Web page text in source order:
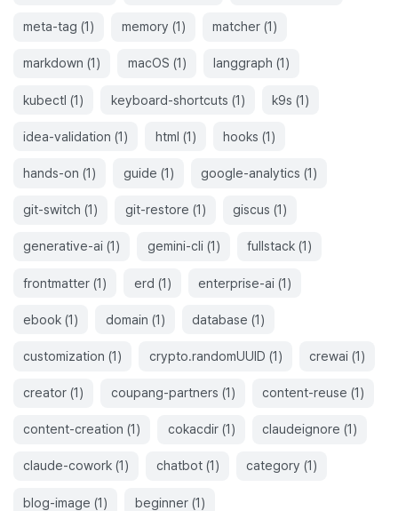
meta-tag (1) memory (1) matcher(1)
markdown (1) macOS (1) langgraph (1)
kubectl (1) keyboard-shortcuts (1) k9s (1)
idea-validation (1) html (1) hooks (1)
hands-on (1) guide (1) google-analytics (1)
git-switch (1) git-restore (1) giscus (1)
generative-ai (1) gemini-cli(1) fullstack(1)
frontmatter (1) erd (1) enterprise-ai(1)
ebook (1) domain (1) database (1)
customization (1) crypto.randomUUID (1) crewai(1)
creator (1) coupang-partners (1) content-reuse (1)
content-creation (1) cokacdir(1) claudeignore (1)
claude-cowork (1 ) chatbot(1 ) category (1 )
blog-image (1) beginner(1)